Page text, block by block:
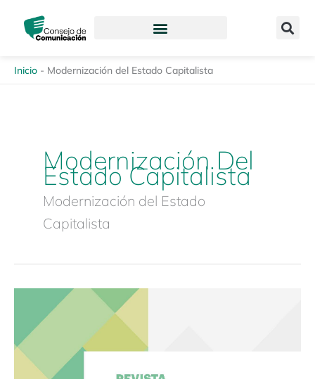
contenido
Inicio - Modernización del Estado Capitalista
Modernización Del
Estado Capitalista
Modernización del Estado
Capitalista
Enfoques
la
Comunicación